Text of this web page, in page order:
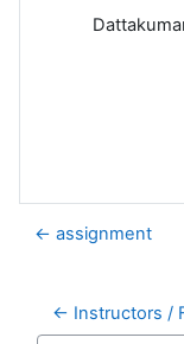
← assignment
← Instructors /